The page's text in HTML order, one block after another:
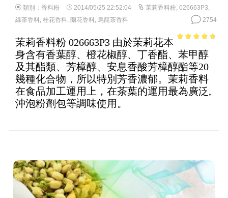
類別： 香料粉 2014/05/25 22:52:04 茉莉香料粉, 026663P3,
綠茶香料, 桂花香料, 蘭花香料, 烏龍茶香料 2754
of 5
茉莉香料粉 026663P3 由於茉莉花本
身含有香葉醇、橙花椒醇、丁香酯、苯甲醇
及其酯類、芳樟醇、安息香酸芳樟醇酯等20
幾種化合物，所以特別芳香濃郁。茉莉香料
在食品加工運用上，在茶葉的運用最為廣泛,
沖泡粉劑包等調味使用。